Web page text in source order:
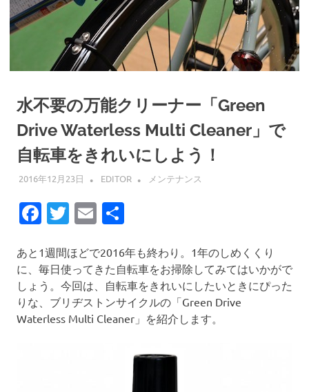
水不要の万能クリーナー「Green
Drive Waterless Multi Cleaner」で
自転車をきれいにしよう！
2016年12月23日 EDITOR メンテナンス
Facebook
Twitter
Email
あと1週間ほどで2016年も終わり。1年のしめくくり
に、毎日使ってきた自転車をお掃除してみてはいかがで
しょう。今回は、自転車をきれいにしたいときにぴった
りな、ブリヂストンサイクルの「Green Drive
Waterless Multi Cleaner」を紹介します。